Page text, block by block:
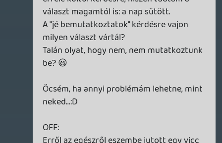
Aha. Semmi sértőt nem láttunk benne, és
tudtunk róla, hogy az előzőben nem
mutatkoztunk be. Ügyeltünk rá, hogy
most megtörténjen.
oni 2007.01.31 18:33:02
2007.01.31 18:33:02 #0oxpr
Ne hülyéskedj! Dehogy is! Csak úgy tűnt
ez így természetes nektek (szóra sem
szereplői közül valahogy senki nem vett
magára egy ilyen általában sokaknak sértő